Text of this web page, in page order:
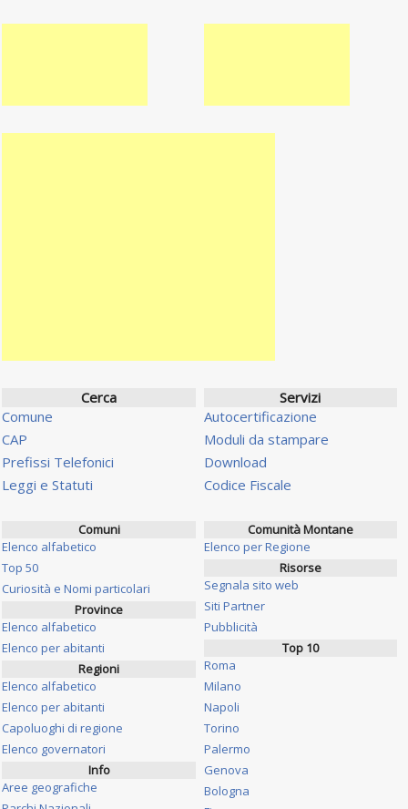
Cerca
Comune
CAP
Prefissi Telefonici
Leggi e Statuti
Servizi
Autocertificazione
Moduli da stampare
Download
Codice Fiscale
Comuni
Elenco alfabetico
Top 50
Curiosità e Nomi particolari
Province
Elenco alfabetico
Elenco per abitanti
Regioni
Elenco alfabetico
Elenco per abitanti
Capoluoghi di regione
Elenco governatori
Info
Aree geografiche
Comunità Montane
Elenco per Regione
Risorse
Segnala sito web
Siti Partner
Pubblicità
Top 10
Roma
Milano
Napoli
Torino
Palermo
Genova
Bologna